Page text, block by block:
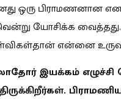
ஒரு பிராமணனான
யோசிக்க
என்னை
இயக்கம் எழுச்சி